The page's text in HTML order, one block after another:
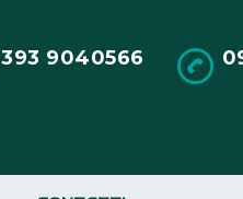
393 9040566